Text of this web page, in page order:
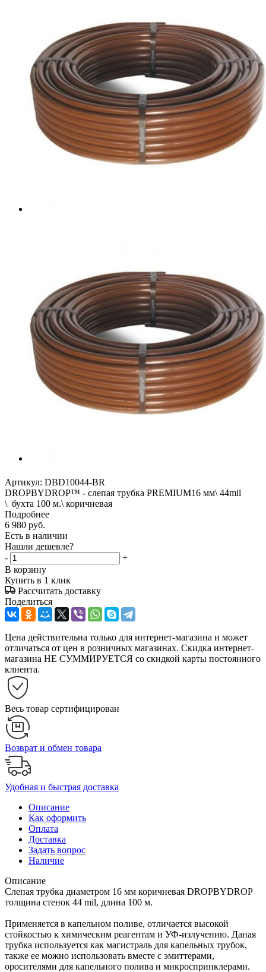
Артикул: DBD10044-BR
DROPBYDROP™ - слепая трубка PREMIUM16 мм\ 44mil
\ бухта 100 м.\ коричневая
Подробнее
6 980 руб.
Есть в наличии
Нашли дешевле?
-
+
В корзину
Купить в 1 клик
Рассчитать доставку
Поделиться
Цена действительна только для интернет-магазина и может
отличаться от цен в розничных магазинах. Скидка интернет-
магазина НЕ СУММИРУЕТСЯ со скидкой карты постоянного
клиента.
Весь товар сертифицирован
Возврат и обмен товара
Удобная и быстрая доставка
Описание
Как оформить
Оплата
Доставка
Задать вопрос
Наличие
Описание
Слепая трубка диаметром 16 мм коричневая DROPBYDROP
толщина стенок 44 mil, длина 100 м.
Применяется в капельном поливе, отличается высокой
стойкостью к химическим реагентам и УФ-излучению. Даная
трубка используется как магистраль для капельных трубок,
также ее можно использовать вместе с эмиттерами,
оросителями для капельного полива и микроспринклерами.